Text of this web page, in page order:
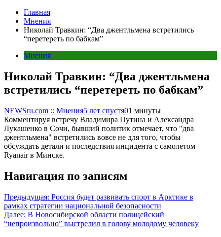
Главная
Мнения
Николай Травкин: “Два джентльмена встретились
“перетереть по бабкам”
Мнения
Николай Травкин: “Два джентльмена
встретились “перетереть по бабкам”
NEWSru.com :: Мнения5 лет спустя01 минуты
Комментируя встречу Владимира Путина и Александра
Лукашенко в Сочи, бывший политик отмечает, что "два
джентльмена" встретились вовсе не для того, чтобы
обсуждать детали и последствия инцидента с самолетом
Ryanair в Минске.
Навигация по записям
Предыдущая: Россия будет развивать спорт в Арктике в
рамках стратегии национальной безопасности
Далее: В Новосибирской области полицейский
“непроизвольно” выстрелил в голову молодому человеку